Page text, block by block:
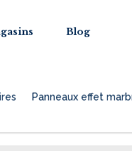
Blog
Panneaux effet